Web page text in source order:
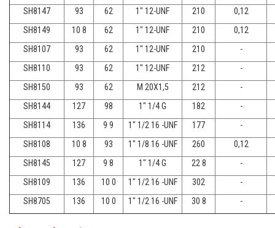
SH8147
93 62 1" 12-UNF 210
0,12
SH8149
10 8 62 1" 12-UNF 210
0,12
SH8107
93 62 1" 12-UNF 210
-
SH8110
93 62 1" 12-UNF 212
-
SH8150
93 62 M 20X1,5 212
-
SH8144
127 98 1" 1/4 G 182
-
SH8114
136 9 9 1" 1/2 16 -UNF 177
-
SH8108
10 8 93 1" 1/8 16 -UNF 260
0,12
SH8145
127 9 8 1" 1/4 G 22 8
-
SH8109
136 10 0 1" 1/2 16 -UNF 302
-
SH8705
136 10 0 1" 1/2 16 -UNF 30 8 -